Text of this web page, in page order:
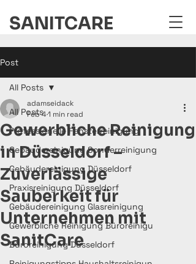
SANITCARE
Post
All Posts
Professionelle Fensterreinigung
Gebäudereinigung Sonderreinigung
Gebäudereinigung Düsseldorf
Praxisreinigung Düsseldorf
Gebäudereinigung Glasreinigung
Gewerbliche Reinigung Büroreinigu
Büroreinigung Düsseldorf
All Posts
Gewerbliche Reinigung
in Düsseldorf –
Zuverlässige
Sauberkeit für
Unternehmen mit
SanitCare
adamseidack
Feb 41 min read